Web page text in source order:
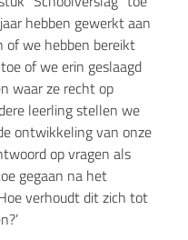
hebben gewerkt aan
of we hebben bereikt
of we erin geslaagd
waar ze recht op
leerling stellen we
ontwikkeling van onze
op vragen als
gegaan na het
verhoudt dit zich tot